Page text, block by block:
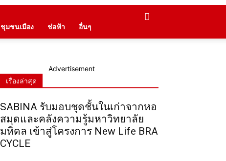
ชุมชนเมือง ช่อฟ้า อื่นๆ
Advertisement
เรื่องล่าสุด
SABINA รับมอบชุดชั้นในเก่าจากหอ
สมุดและคลังความรู้มหาวิทยาลัย
มหิดล เข้าสู่โครงการ New Life BRA
CYCLE